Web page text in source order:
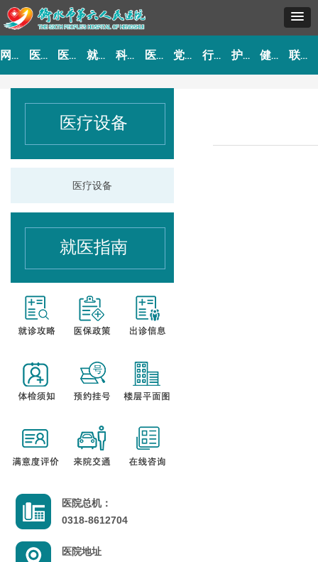
网站首页 医院概况 医院动态 就医指南 科室导航 医生介绍 党建工作 行风建设 护理园地 健康园地 联系我们
医疗设备
医疗设备
医院地址
医院总机：
0318-8612704
就医指南